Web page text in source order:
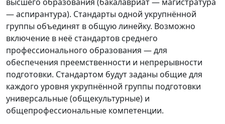
— аспирантура). Стандарты одной укрупнённой
группы объединят в общую линейку. Возможно
включение в неё стандартов среднего
профессионального образования — для
обеспечения преемственности и непрерывности
подготовки. Стандартом будут заданы общие для
каждого уровня укрупнённой группы подготовки
универсальные (общекультурные) и
общепрофессиональные компетенции.